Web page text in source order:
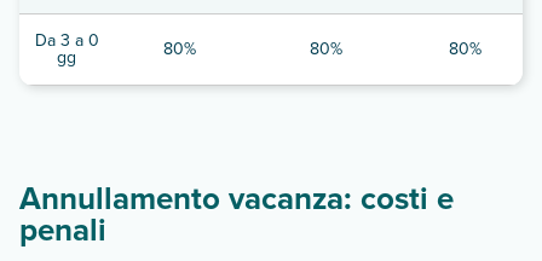
Da 3 a 0
gg 80% 80% 80%
Annullamento vacanza: costi e
penali